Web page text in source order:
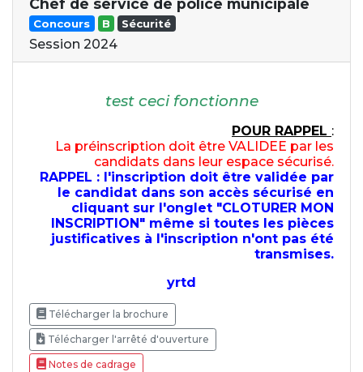
Chef de service de police municipale
Concours B Sécurité
Session 2024
test ceci fonctionne
POUR RAPPEL :
La préinscription doit être VALIDEE par les
candidats dans leur espace sécurisé.
RAPPEL : l'inscription doit être validée par
le candidat dans son accès sécurisé en
cliquant sur l'onglet "CLOTURER MON
INSCRIPTION" même si toutes les pièces
justificatives à l'inscription n'ont pas été
transmises.
yrtd
Télécharger la brochure
Télécharger l'arrêté d'ouverture
Notes de cadrage